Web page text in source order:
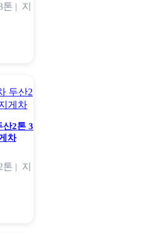
톤 | 지
산2톤 3
차
톤 | 지